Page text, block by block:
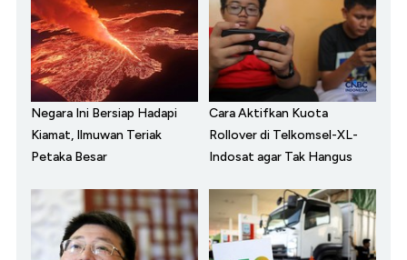
Negara Ini Bersiap Hadapi
Kiamat, Ilmuwan Teriak
Petaka Besar
Cara Aktifkan Kuota
Rollover di Telkomsel-XL-
Indosat agar Tak Hangus